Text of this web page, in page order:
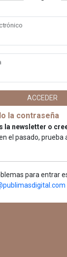
ACCEDER
la contraseña
la newsletter o
el pasado, prueba
para entrar